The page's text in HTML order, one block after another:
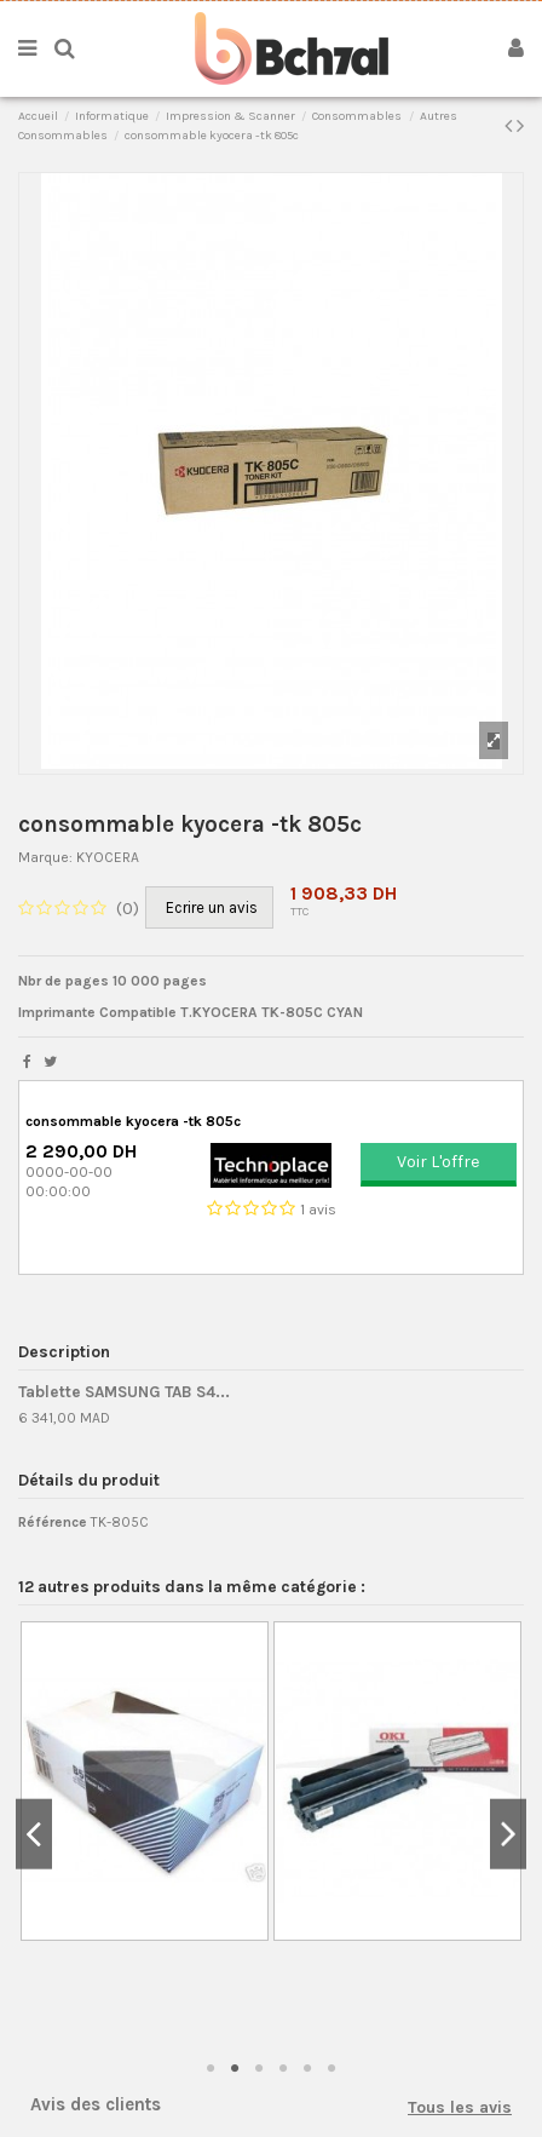
Accueil Informatique Impression & Scanner Consommables
Autres
Consommables
consommable kyocera -tk 805c
consommable kyocera -tk 805c
Marque: KYOCERA
(0) Ecrire un avis
1 908,33 DH
TTC
Nbr de pages 10 000 pages
Imprimante Compatible T.KYOCERA TK-805C CYAN
consommable kyocera -tk 805c
2 290,00 DH
0000-00-00
00:00:00
1 avis
Voir L'offre
Description
Tablette SAMSUNG TAB S4...
6 341,00 MAD
Détails du produit
Référence TK-805C
12 autres produits dans la même catégorie :
Avis des clients Tous les avis